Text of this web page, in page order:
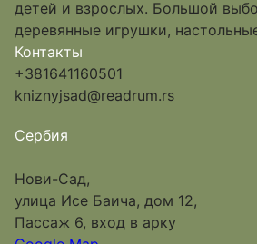
детей и взрослых. Большой
деревянные игрушки,
Контакты
+381641160501
kniznyjsad@readrum.rs
Сербия
Нови-Сад,
улица Исе Баича, дом 12,
Пассаж 6, вход в арку